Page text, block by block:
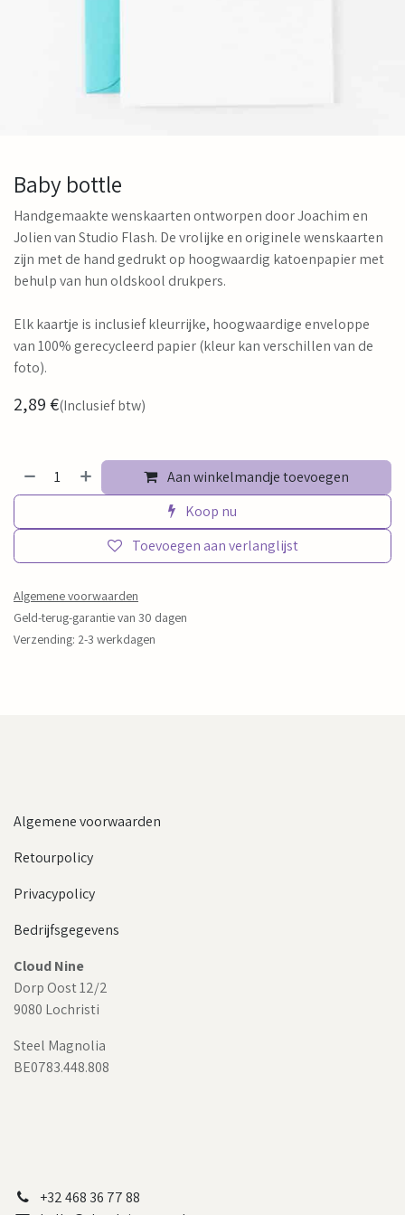
Baby bottle
Handgemaakte wenskaarten ontworpen door Joachim en
Jolien van Studio Flash. De vrolijke en originele wenskaarten
zijn met de hand gedrukt op hoogwaardig katoenpapier met
behulp van hun oldskool drukpers.
Elk kaartje is inclusief kleurrijke, hoogwaardige enveloppe
van 100% gerecycleerd papier (kleur kan verschillen van de
foto).
2,89€(Inclusief btw)
Aan winkelmandje toevoegen
Koop nu
Toevoegen aan verlanglijst
Algemene voorwaarden
Geld-terug-garantie van 30 dagen
Verzending: 2-3 werkdagen
Algemene voorwaarden
Retourpolicy
Privacypolicy
Bedrijfsgegevens
Cloud Nine
Dorp Oost 12/2
9080 Lochristi
Steel Magnolia
BE0783.448.808
+32 468 36 77 88